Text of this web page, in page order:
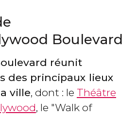
Boulevard
réunit
des principaux lieux
ville, dont : le Théâtre
, le "Walk of